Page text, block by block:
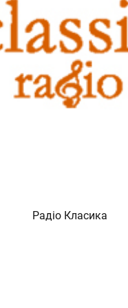
Радіо Класика